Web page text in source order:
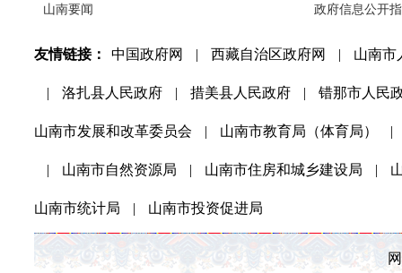
山南要闻 政府信息公开
友情链接： 中国政府网 | 西藏自治区政府网 | 山南市
| 洛扎县人民政府 | 措美县人民政府 | 错那市人民
山南市发展和改革委员会 | 山南市教育局（体育局） |
| 山南市自然资源局 | 山南市住房和城乡建设局 |
山南市统计局 | 山南市投资促进局